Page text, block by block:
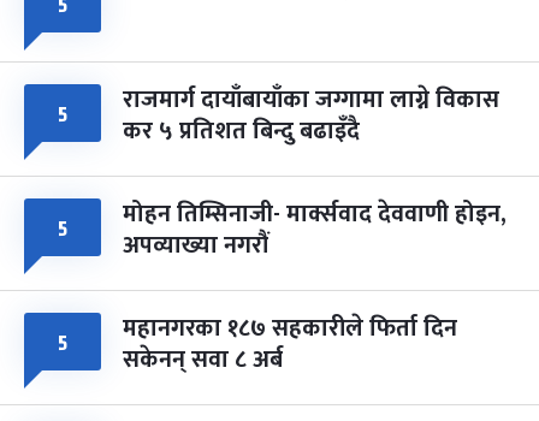
५ राजमार्ग दायाँबायाँका जग्गामा लाग्ने विकास
कर ५ प्रतिशत बिन्दु बढाइँदै
५ मोहन तिम्सिनाजी- मार्क्सवाद देववाणी होइन,
अपव्याख्या नगरौं
५ महानगरका १८७ सहकारीले फिर्ता दिन
सकेनन् सवा ८ अर्ब